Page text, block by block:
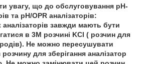
увагу, що до обслуговування pH-
та pH/OPR аналізаторів:
завжди мають бути
в 3М розчині KCl ( розчин для
Не можно пересушувати
для зберігання аналізатор